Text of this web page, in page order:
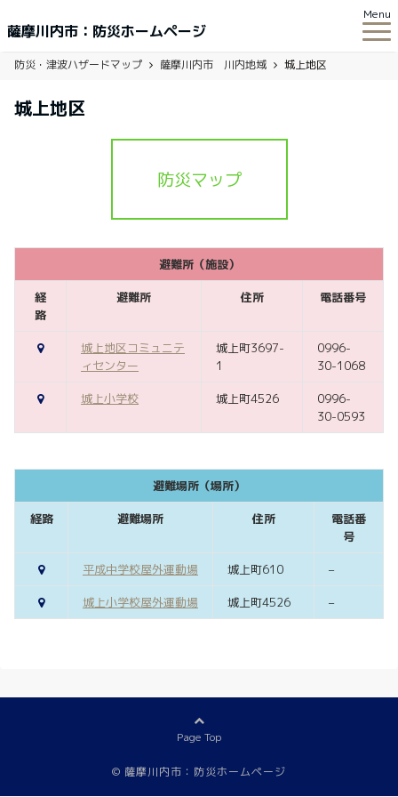
薩摩川内市：防災ホームページ
Menu
防災・津波ハザードマップ 薩摩川内市 川内地域 城上地区
城上地区
防災マップ
避難所（施設）
経
路
避難所 住所 電話番号
城上地区コミュニテ
ィセンター
城上町3697-
1
0996-
30-1068
城上小学校 城上町4526
0996-
30-0593
避難場所（場所）
経路 避難場所 住所
電話番
号
平成中学校屋外運動場 城上町610 –
城上小学校屋外運動場 城上町4526 –
Page Top
© 薩摩川内市：防災ホームページ